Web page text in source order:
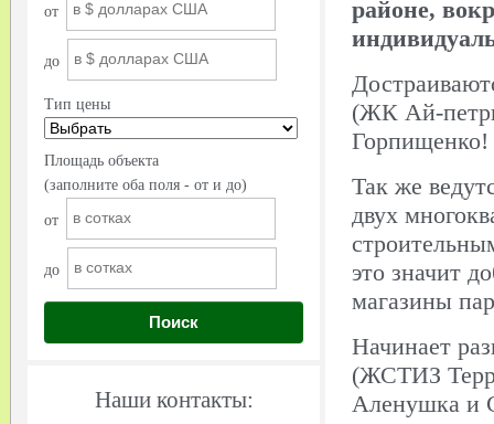
от
до
Тип цены
Площадь объекта
(заполните оба поля - от и до)
от
до
Поиск
Наши контакты:
районе,
(ЖК Ай-
Горпищенко!
Так же
двух
это значит
магазины
Начинает
(ЖСТИЗ
Аленушка и